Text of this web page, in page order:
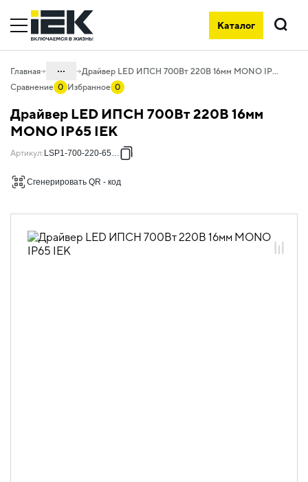
Каталог
Поиск
Главная ...
10. Светотехника
10.01 Источники света
10.01.02.03.04 Дополнительные
220В "неон"
Драйвер LED ИПСН 700Вт 220В 16мм MONO IP65 IEK
Сравнение 0 Избранное 0
Драйвер LED ИПСН 700Вт 220В 16мм
MONO IP65 IEK
Артикул: LSP1-700-220-65-16
Сгенерировать QR - код